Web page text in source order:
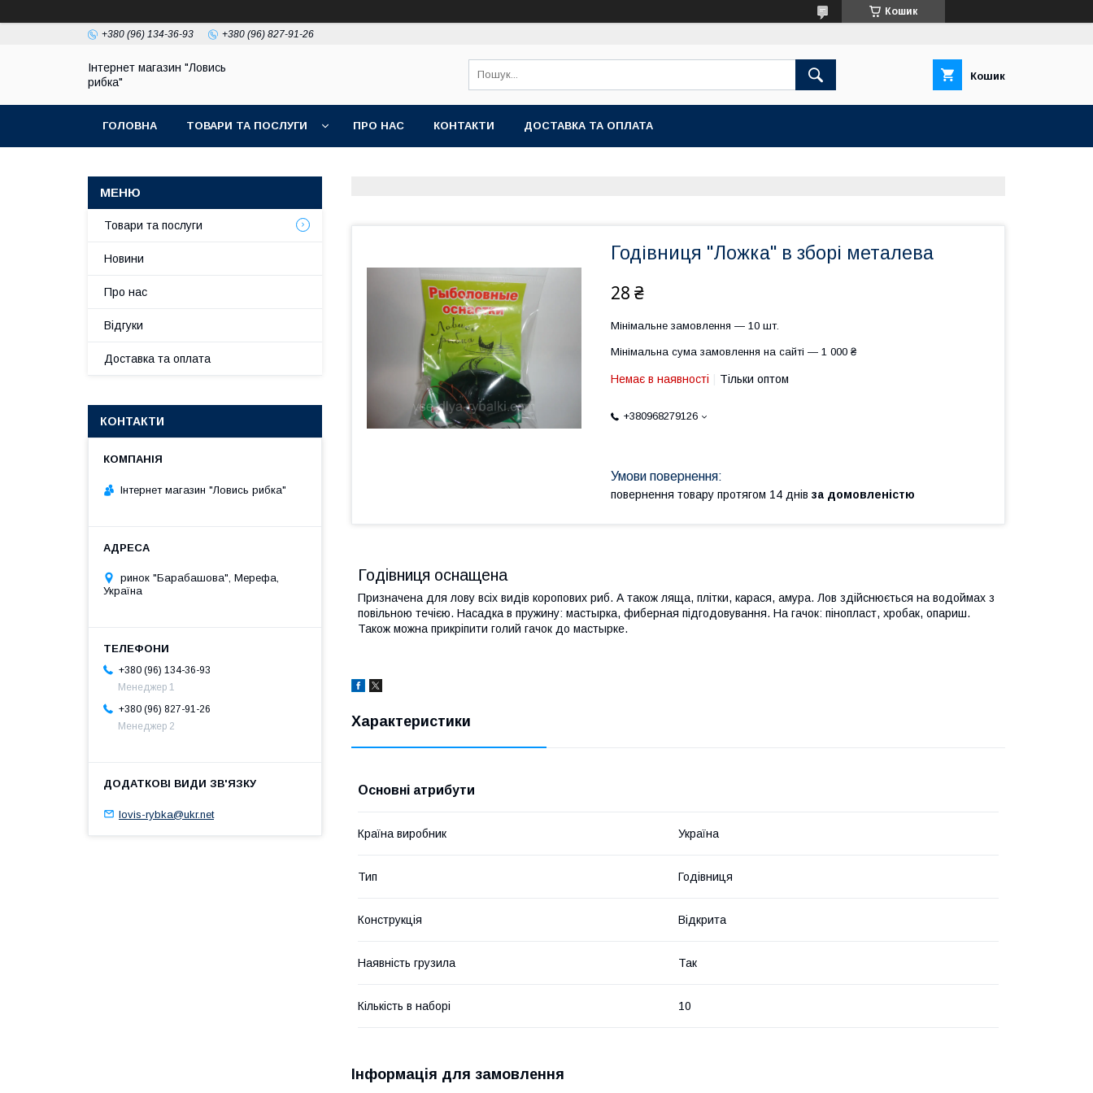
Кошик
+380 (96) 134-36-93 +380 (96) 827-91-26
Інтернет магазин "Ловись
рибка"
Кошик
ГОЛОВНА ТОВАРИ ТА ПОСЛУГИ ПРО НАС КОНТАКТИ ДОСТАВКА ТА ОПЛАТА
Годівниця "Ложка" в зборі металева
28 ₴
Мінімальне замовлення — 10 шт.
Мінімальна сума замовлення на сайті — 1 000 ₴
Немає в наявності Тільки оптом
+380968279126
повернення товару протягом 14 днів за домовленістю
Годівниця оснащена
Призначена для лову всіх видів коропових риб. А також ляща, плітки, карася, амура. Лов здійснюється на водоймах з
повільною течією. Насадка в пружину: мастырка, фиберная підгодовування. На гачок: пінопласт, хробак, опариш.
Також можна прикріпити голий гачок до мастырке.
Характеристики
Основні атрибути
Країна виробник Україна
Тип Годівниця
Конструкція Відкрита
Наявність грузила Так
Кількість в наборі 10
Інформація для замовлення
Товари та послуги
Новини
Про нас
Відгуки
Доставка та оплата
КОНТАКТИ
Інтернет магазин "Ловись рибка"
ринок "Барабашова", Мерефа,
Україна
+380 (96) 134-36-93
Менеджер 1
+380 (96) 827-91-26
Менеджер 2
lovis-rybka@ukr.net